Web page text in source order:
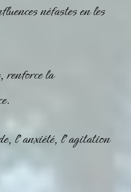
néfastes en les
renforce la
l’anxiété, l’agitation